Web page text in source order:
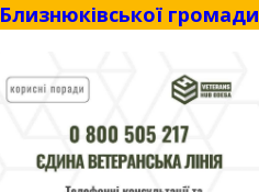
Близнюківської громади